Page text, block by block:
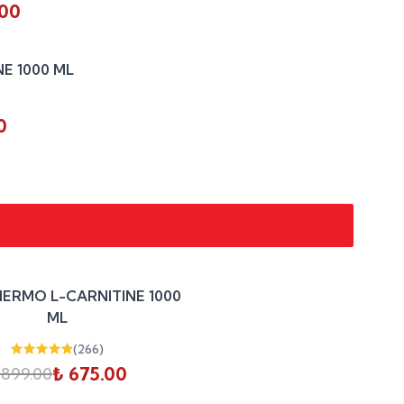
1000 ML
indirim
L-CARNITINE 1000
ML
(266)
₺ 675.00